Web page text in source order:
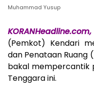
Muhammad Yusup
KORANHeadline.com,
(Pemkot) Kendari
dan Penataan Ruang
bakal mempercantik
Tenggara ini.